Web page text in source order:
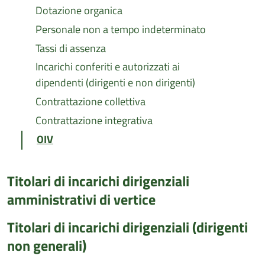
Dotazione organica
Personale non a tempo indeterminato
Tassi di assenza
Incarichi conferiti e autorizzati ai
dipendenti (dirigenti e non dirigenti)
Contrattazione collettiva
Contrattazione integrativa
OIV
Titolari di incarichi dirigenziali
amministrativi di vertice
Titolari di incarichi dirigenziali (dirigenti
non generali)